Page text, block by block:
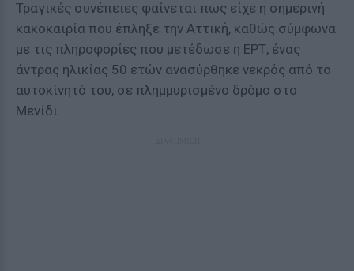
Τραγικές συνέπειες φαίνεται πως είχε η σημερινή
κακοκαιρία που έπληξε την Αττική, καθώς σύμφωνα
με τις πληροφορίες που μετέδωσε η ΕΡΤ, ένας
άντρας ηλικίας 50 ετών ανασύρθηκε νεκρός από το
αυτοκίνητό του, σε πλημμυρισμένο δρόμο στο
Μενίδι.